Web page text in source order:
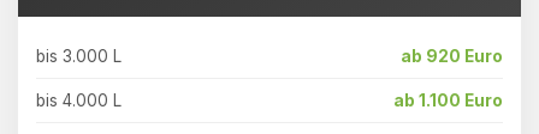
bis 3.000 L ab 920 Euro
bis 4.000 L ab 1.100 Euro